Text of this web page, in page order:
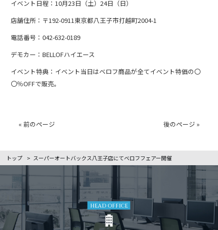
イベント日程：10月23日（土）24日（日）
店舗住所：〒192-0911東京都八王子市打越町2004-1
電話番号：042-632-0189
デモカー：BELLOFハイエース
イベント特典：イベント当日はベロフ商品が全てイベント特価の〇
〇％OFFで販売。
« 前のページ 後のページ »
トップ > スーパーオートバックス八王子店にてベロフフェアー開催
HEAD OFFICE